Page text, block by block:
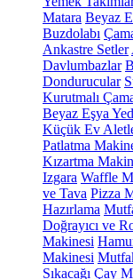
Matara Beyaz
Buzdolabı
Ankastre Setler
Davlumbazlar
Dondurucular
Kurutmalı
Beyaz Eşya
Küçük Ev
Patlatma
Kızartma
Izgara Waffle
ve Tava Pizza
Hazırlama
Doğrayıcı ve
Makinesi
Makinesi
Sıkacağı Çay